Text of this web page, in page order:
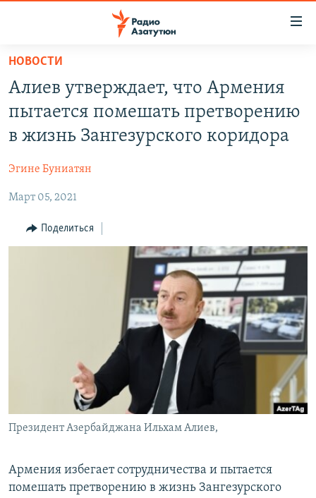
Перейти
основному
содержанию
основной
навигации
Перейти
поиску
НОВОСТИ
ЭКОНОМИКА
РЕГИОН
НАГОРНЫЙ КАРАБАХ
Все сайты Радио Азатутюн
НОВОСТИ
Алиев утверждает, что Армения
пытается помешать претворению
в жизнь Зангезурского коридора
Эгине Буниатян
Март 05, 2021
Поделиться
Президент Азербайджана Ильхам Алиев,
Армения избегает сотрудничества и пытается
помешать претворению в жизнь Зангезурского